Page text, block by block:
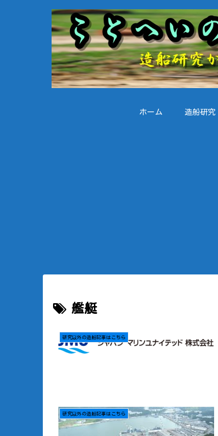
ホーム 造船研究
艦艇
研究以外の造船記事はこちら
研究以外の造船記事はこちら